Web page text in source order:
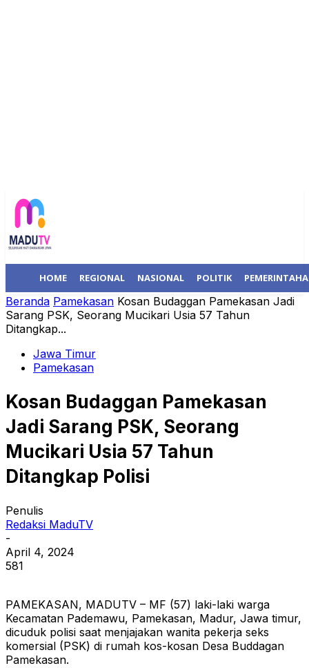
HOME REGIONAL NASIONAL POLITIK
Beranda Pamekasan Kosan Budaggan Pamekasan Jadi
Sarang PSK, Seorang Mucikari Usia 57 Tahun
Ditangkap...
Jawa Timur
Pamekasan
Kosan Budaggan Pamekasan
Jadi Sarang PSK, Seorang
Mucikari Usia 57 Tahun
Ditangkap Polisi
Penulis
Redaksi MaduTV
-
April 4, 2024
581
PAMEKASAN, MADUTV – MF (57) laki-laki warga
Kecamatan Pademawu, Pamekasan, Madur, Jawa timur,
dicuduk polisi saat menjajakan wanita pekerja seks
komersial (PSK) di rumah kos-kosan Desa Buddagan
Pamekasan.